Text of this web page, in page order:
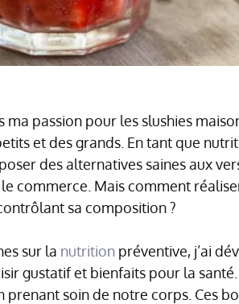
passion pour les slushies
et des grands. En tant que
des alternatives saines aux
commerce. Mais comment
sa composition ?
sur la nutrition préventive, j’ai
gustatif et bienfaits pour la santé.
soin de notre corps. Ces